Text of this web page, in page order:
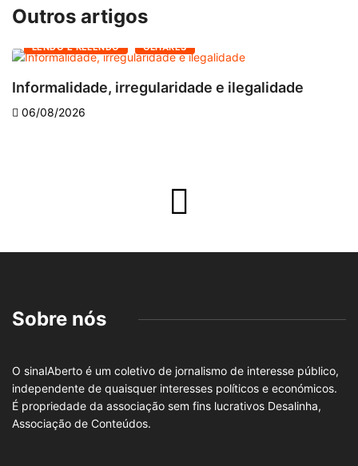
Outros artigos
LENDO E RELENDO OLHARES
Informalidade, irregularidade e ilegalidade
06/08/2026
Sobre nós
O sinalAberto é um coletivo de jornalismo de interesse público,
independente de quaisquer interesses políticos e económicos.
É propriedade da associação sem fins lucrativos Desalinha,
Associação de Conteúdos.